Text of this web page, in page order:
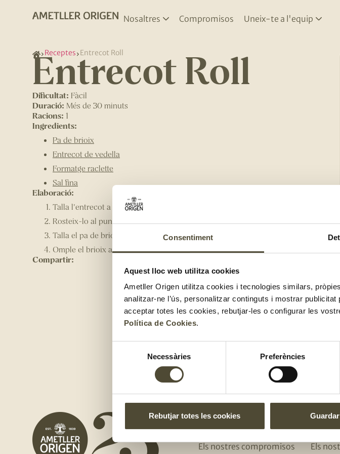
Consentiment
Aquest lloc web utilitza cookies
Ametller Origen utilitza cookies i tecnologies similars,
analitzar-ne l’ús, personalitzar continguts i mostrar
acceptar totes les cookies, rebutjar-les o configurar les
Política de Cookies.
consentiment
Necessàries Preferències
Rebutjar totes les cookies
Nosaltres Compromisos Uneix-te a l'equip
Receptes Entrecot Roll
Entrecot Roll
Dificultat: Fàcil
Duració: Més de 30 minuts
Racions: 1
Ingredients:
Pa de brioix
Entrecot de vedella
Formatge raclette
Sal fina
Elaboració:
Talla l'entrecot a làmines fines
Rosteix-lo al punt que més t'agradi i posa-hi sal al gust
Talla el pa de brioix per la part superior sense tallar-ne la base
Omple el brioix amb l'entrecot i afegeix el formatge al damunt
Compartir:
El gust
NOSALTRES
Qui som
Els nostres compromisos
UNEIX-
Uneix-
Els